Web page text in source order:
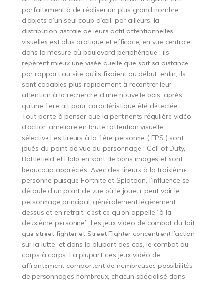
parfaitement à de réaliser un plus grand nombre
d’objets d’un seul coup d’œil. par ailleurs, la
distribution astrale de leurs actif attentionnelles
visuelles est plus pratique et efficace, en vue centrale
dans la mesure où boulevard périphérique : ils
repèrent mieux une visée quelle que soit sa distance
par rapport au site qu’ils fixaient au début. enfin, ils
sont capables plus rapidement à recentrer leur
attention à la recherche d’une nouvelle bois, après
qu’une 1ere ait pour caractéristique été détectée.
Tout porte à penser que la pertinents régulière vidéo
d’action améliore en brute l’attention visuelle
sélective.Les tireurs à la 1ère personne ( FPS ) sont
joués du point de vue du personnage ; Call of Duty,
Battlefield et Halo en sont de bons images et sont
beaucoup appréciés. Avec des tireurs à la troisième
personne puisque Fortnite et Splatoon, l’influence se
déroule d’un point de vue où le joueur peut voir le
personnage principal, généralement légèrement
dessus et en retrait, c’est ce qu’on appelle “à la
deuxième personne”. Les jeux video de combat du fait
que street fighter et Street Fighter concentrent l’action
sur la lutte, et dans la plupart des cas, le combat au
corps à corps. La plupart des jeux vidéo de
affrontement comportent de nombreuses possibilités
de personnages nombreux, chacun spécialisé dans